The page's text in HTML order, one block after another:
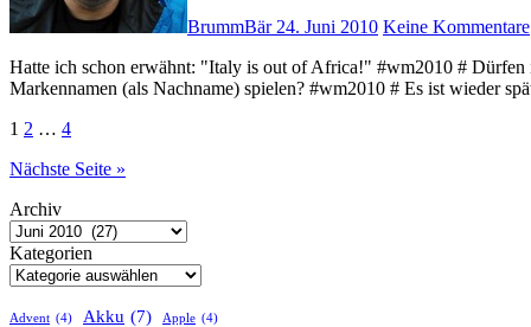
BrummBär 24. Juni 2010 Keine Kommentare
Hatte ich schon erwähnt: "Italy is out of Africa!" #wm2010 # Dürfen in der japanischen Fußballmannschaft nur Spieler mit japanischen
Markennamen (als Nachname) spielen? #wm2010 # Es ist wieder
Seitennummerierung
der
Beiträge
1 2 … 4
Nächste Seite »
Archiv
Kategorien
Advent (4) Akku (7) Apple (4)